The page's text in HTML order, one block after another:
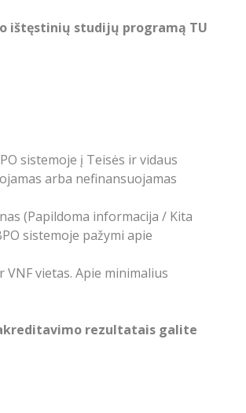
ištęstinių studijų programą TU
sistemoje į Teisės ir vidaus
arba nefinansuojamas
(Papildoma informacija / Kita
sistemoje pažymi apie
vietas. Apie minimalius
rezultatais galite